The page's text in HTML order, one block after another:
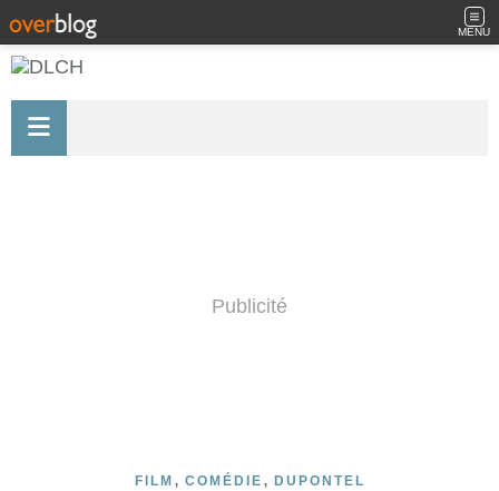
MENU
Publicité
FILM , COMÉDIE , DUPONTEL